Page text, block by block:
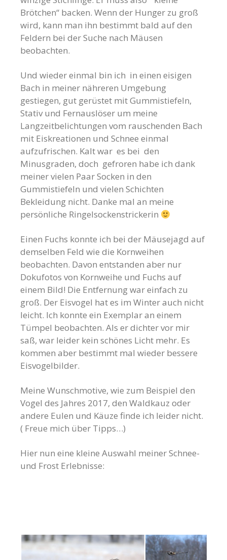
Brötchen“ backen. Wenn der Hunger zu groß
wird, kann man ihn bestimmt bald auf den
Feldern bei der Suche nach Mäusen
beobachten.
Und wieder einmal bin ich in einen eisigen
Bach in meiner nähreren Umgebung
gestiegen, gut gerüstet mit Gummistiefeln,
Stativ und Fernauslöser um meine
Langzeitbelichtungen vom rauschenden Bach
mit Eiskreationen und Schnee einmal
aufzufrischen. Kalt war es bei den
Minusgraden, doch gefroren habe ich dank
meiner vielen Paar Socken in den
Gummistiefeln und vielen Schichten
Bekleidung nicht. Danke mal an meine
persönliche Ringelsockenstrickerin
Einen Fuchs konnte ich bei der Mäusejagd auf
demselben Feld wie die Kornweihen
beobachten. Davon entstanden aber nur
Dokufotos von Kornweihe und Fuchs auf
einem Bild! Die Entfernung war einfach zu
groß. Der Eisvogel hat es im Winter auch nicht
leicht. Ich konnte ein Exemplar an einem
Tümpel beobachten. Als er dichter vor mir
saß, war leider kein schönes Licht mehr. Es
kommen aber bestimmt mal wieder bessere
Eisvogelbilder.
Meine Wunschmotive, wie zum Beispiel den
Vogel des Jahres 2017, den Waldkauz oder
andere Eulen und Käuze finde ich leider nicht.
( Freue mich über Tipps…)
Hier nun eine kleine Auswahl meiner Schnee-
und Frost Erlebnisse: